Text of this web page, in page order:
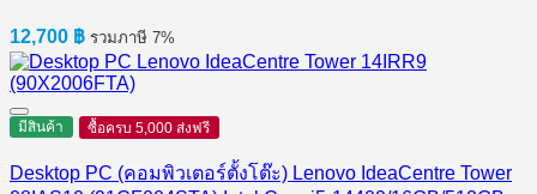
12,700 ฿ รวมภาษี 7%
มีสินค้า ซื้อครบ 5,000 ส่งฟรี
Desktop PC (คอมพิวเตอร์ตั้งโต๊ะ) Lenovo IdeaCentre Tower